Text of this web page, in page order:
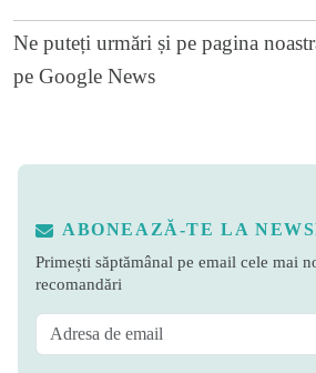
Ne puteți urmări și pe pagina
pe Google News
ABONEAZĂ-TE LA
Primești săptămânal pe email cele mai
recomandări